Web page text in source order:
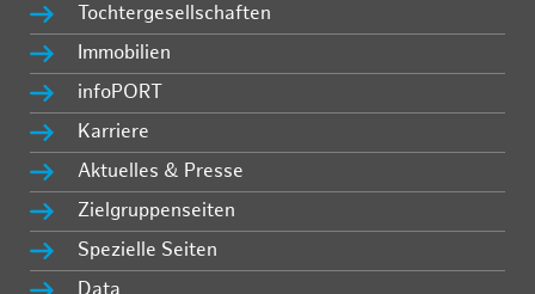
Tochtergesellschaften
Immobilien
infoPORT
Karriere
Aktuelles & Presse
Zielgruppenseiten
Spezielle Seiten